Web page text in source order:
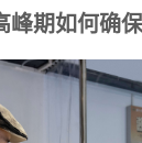
期如何确